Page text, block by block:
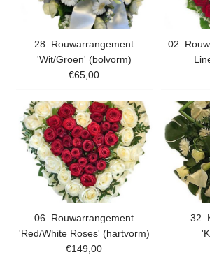
28. Rouwarrangement
'Wit/Groen' (bolvorm)
€65,00
02.
06. Rouwarrangement
'Red/White Roses' (hartvorm)
€149,00
32.